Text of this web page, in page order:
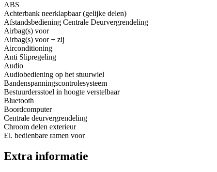
ABS
Achterbank neerklapbaar (gelijke delen)
Afstandsbediening Centrale Deurvergrendeling
Airbag(s) voor
Airbag(s) voor + zij
Airconditioning
Anti Slipregeling
Audio
Audiobediening op het stuurwiel
Bandenspanningscontrolesysteem
Bestuurdersstoel in hoogte verstelbaar
Bluetooth
Boordcomputer
Centrale deurvergrendeling
Chroom delen exterieur
El. bedienbare ramen voor
Extra informatie